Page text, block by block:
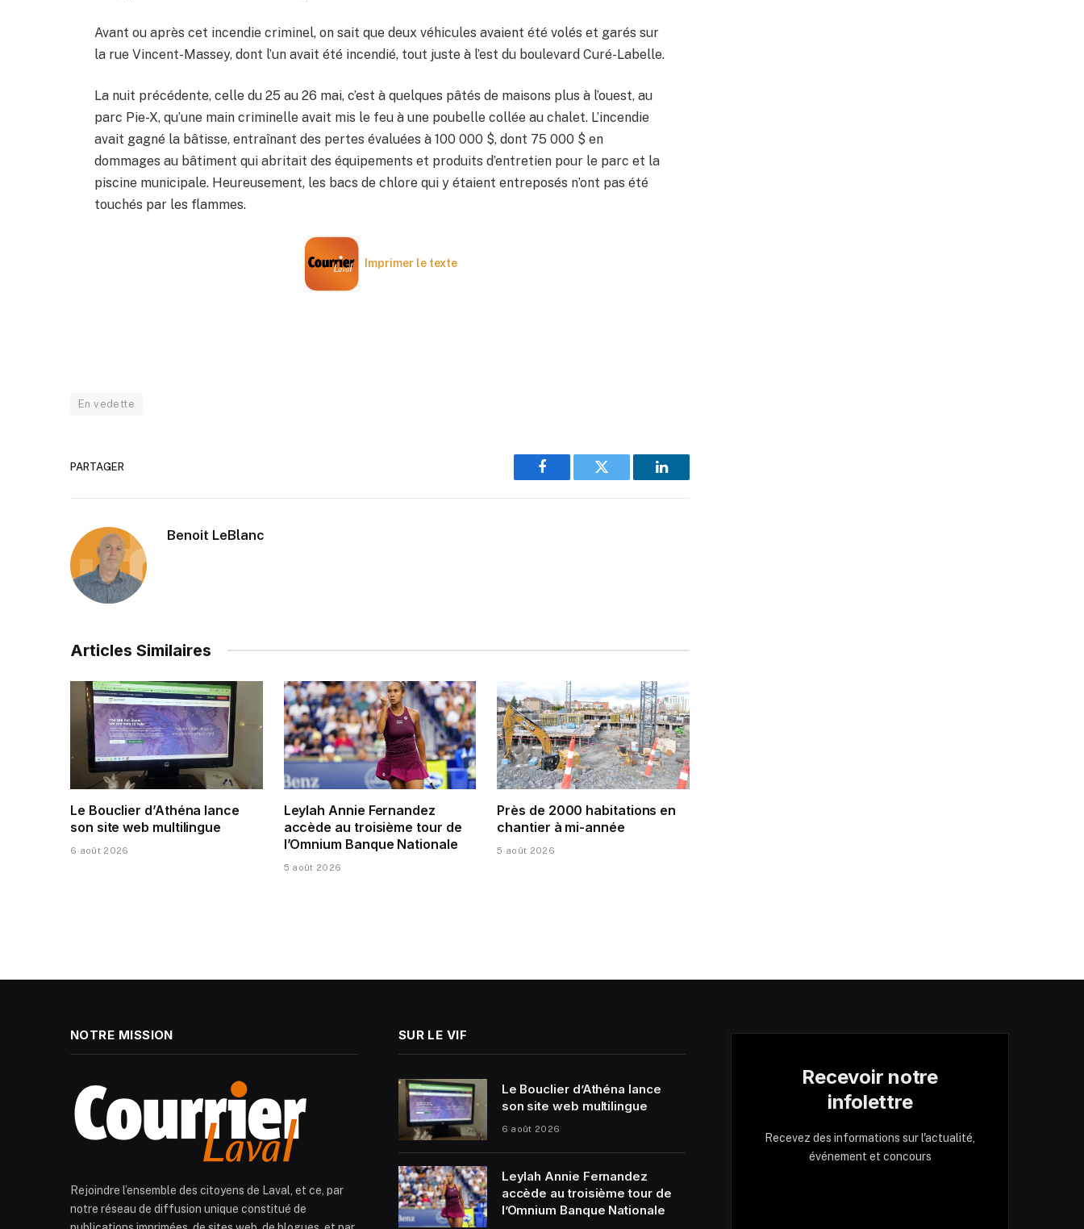
Avant ou après cet incendie criminel, on sait que deux véhicules avaient été volés et garés sur
la rue Vincent-Massey, dont l’un avait été incendié, tout juste à l’est du boulevard Curé-Labelle.
La nuit précédente, celle du 25 au 26 mai, c’est à quelques pâtés de maisons plus à l’ouest, au
parc Pie-X, qu’une main criminelle avait mis le feu à une poubelle collée au chalet. L’incendie
avait gagné la bâtisse, entraînant des pertes évaluées à 100 000 $, dont 75 000 $ en
dommages au bâtiment qui abritait des équipements et produits d’entretien pour le parc et la
piscine municipale. Heureusement, les bacs de chlore qui y étaient entreposés n’ont pas été
touchés par les flammes.
Imprimer le texte
En vedette
PARTAGER
Facebook Twitter LinkedIn
Benoit LeBlanc
Articles Similaires
Le Bouclier d’Athéna lance
son site web multilingue
6 août 2026
Leylah Annie Fernandez
accède au troisième tour de
l’Omnium Banque Nationale
5 août 2026
Près de 2000 habitations en
chantier à mi-année
5 août 2026
NOTRE MISSION
Rejoindre l’ensemble des citoyens de Laval, et ce, par
notre réseau de diffusion unique constitué de
SUR LE VIF
Le Bouclier d’Athéna lance
son site web multilingue
6 août 2026
Leylah Annie Fernandez
accède au troisième tour de
l’Omnium Banque Nationale
Recevoir notre
infolettre
Recevez des informations sur l'actualité,
événement et concours